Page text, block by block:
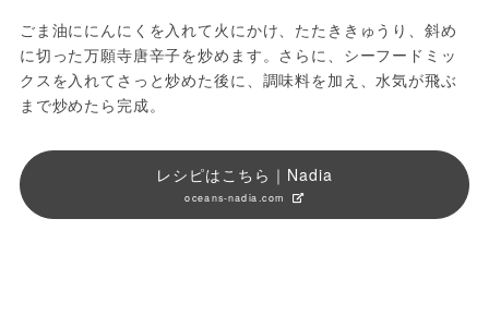
ごま油ににんにくを入れて火にかけ、たたききゅうり、斜め
に切った万願寺唐辛子を炒めます。さらに、シーフードミッ
クスを入れてさっと炒めた後に、調味料を加え、水気が飛ぶ
まで炒めたら完成。
レシピはこちら｜Nadia
oceans-nadia.com